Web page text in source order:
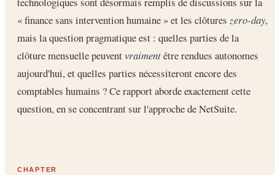
« finance sans intervention humaine » et les clôtures zero-day,
mais la question pragmatique est : quelles parties de la
clôture mensuelle peuventvraimentêtre rendues autonomes
aujourd'hui, et quelles parties nécessiteront encore des
comptables humains ? Ce rapport aborde exactement cette
question, en se concentrant sur l'approche de NetSuite.